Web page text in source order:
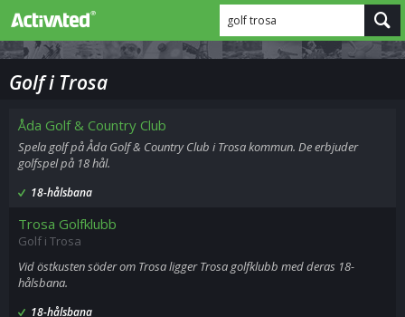
golf trosa
Golf i Trosa
Åda Golf & Country Club
Spela golf på Åda Golf & Country Club i Trosa kommun. De erbjuder
golfspel på 18 hål.
18-hålsbana
Trosa Golfklubb
Golf i Trosa
Vid östkusten söder om Trosa ligger Trosa golfklubb med deras 18-
hålsbana.
18-hålsbana